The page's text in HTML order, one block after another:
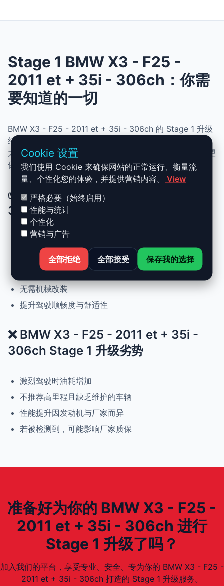
Stage 1 BMW X3 - F25 -
2011 et + 35i - 306ch：你需
要知道的一切
BMW X3 - F25 - 2011 et + 35i - 306ch 的 Stage 1 升级
结合了性能、安全与简便性。无需机械改动，即可提升动
力、扭矩并优化油耗。非常适合追求更灵敏驾驶体验且希望
保持原厂可靠性的车主。
✅ BMW X3 - F25 - 2011 et + 35i -
306ch Stage 1 升级优势
动力提升高达 +30%，扭矩提升 +25%
正常驾驶下优化油耗
可随时恢复原厂设置
无需机械改装
提升驾驶顺畅度与舒适性
❌ BMW X3 - F25 - 2011 et + 35i -
306ch Stage 1 升级劣势
激烈驾驶时油耗增加
不推荐高里程且缺乏维护的车辆
性能提升因发动机与厂家而异
若被检测到，可能影响厂家质保
准备好为你的 BMW X3 - F25 -
2011 et + 35i - 306ch 进行
Stage 1 升级了吗？
加入我们的平台，享受专业、安全、专为你的 BMW X3 - F25 -
2011 et + 35i - 306ch 打造的 Stage 1 升级服务。
Cookie 设置
我们使用 Cookie 来确保网站的正常运行、衡量流
量、个性化您的体验，并提供营销内容。
View
严格必要（始终启用）
性能与统计
个性化
营销与广告
全部拒绝 全部接受 保存我的选择